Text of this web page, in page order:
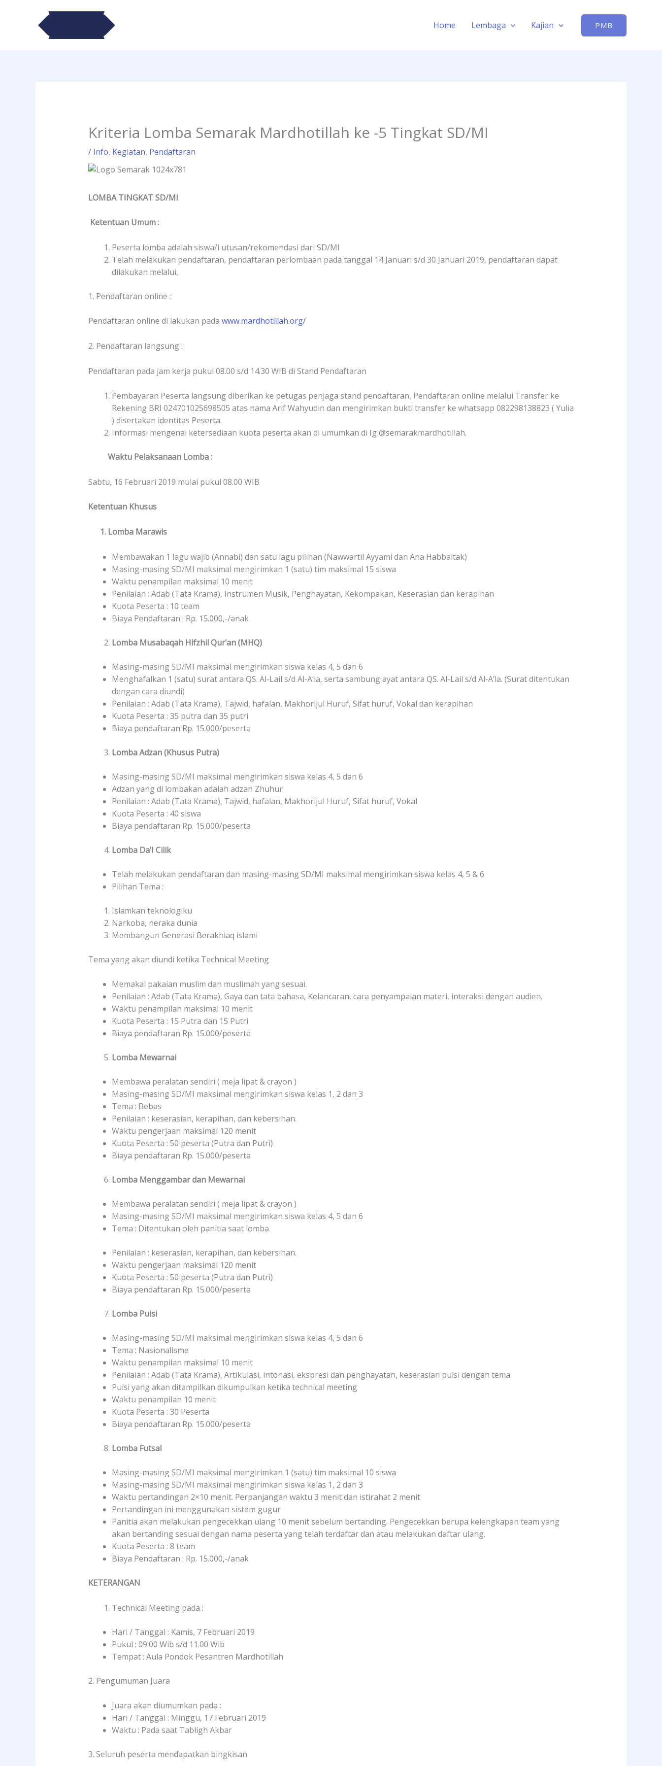
Home Lembaga Kajian PMB
Kriteria Lomba Semarak Mardhotillah ke -5 Tingkat SD/MI
/ Info, Kegiatan, Pendaftaran
LOMBA TINGKAT SD/MI
Ketentuan Umum :
Peserta lomba adalah siswa/i utusan/rekomendasi dari SD/MI
Telah melakukan pendaftaran, pendaftaran perlombaan pada tanggal 14 Januari s/d 30 Januari 2019, pendaftaran dapat
dilakukan melalui,
1. Pendaftaran online :
Pendaftaran online di lakukan pada www.mardhotillah.org/
2. Pendaftaran langsung :
Pendaftaran pada jam kerja pukul 08.00 s/d 14.30 WIB di Stand Pendaftaran
Pembayaran Peserta langsung diberikan ke petugas penjaga stand pendaftaran, Pendaftaran online melalui Transfer ke
Rekening BRI 024701025698505 atas nama Arif Wahyudin dan mengirimkan bukti transfer ke whatsapp 082298138823 ( Yulia
) disertakan identitas Peserta.
Informasi mengenai ketersediaan kuota peserta akan di umumkan di Ig @semarakmardhotillah.
Waktu Pelaksanaan Lomba :
Sabtu, 16 Februari 2019 mulai pukul 08.00 WIB
Ketentuan Khusus
1. Lomba Marawis
Membawakan 1 lagu wajib (Annabi) dan satu lagu pilihan (Nawwartil Ayyami dan Ana Habbaitak)
Masing-masing SD/MI maksimal mengirimkan 1 (satu) tim maksimal 15 siswa
Waktu penampilan maksimal 10 menit
Penilaian : Adab (Tata Krama), Instrumen Musik, Penghayatan, Kekompakan, Keserasian dan kerapihan
Kuota Peserta : 10 team
Biaya Pendaftaran : Rp. 15.000,-/anak
Lomba Musabaqah Hifzhil Qur’an (MHQ)
Masing-masing SD/MI maksimal mengirimkan siswa kelas 4, 5 dan 6
Menghafalkan 1 (satu) surat antara QS. Al-Lail s/d Al-A’la, serta sambung ayat antara QS. Al-Lail s/d Al-A’la. (Surat ditentukan
dengan cara diundi)
Penilaian : Adab (Tata Krama), Tajwid, hafalan, Makhorijul Huruf, Sifat huruf, Vokal dan kerapihan
Kuota Peserta : 35 putra dan 35 putri
Biaya pendaftaran Rp. 15.000/peserta
Lomba Adzan (Khusus Putra)
Masing-masing SD/MI maksimal mengirimkan siswa kelas 4, 5 dan 6
Adzan yang di lombakan adalah adzan Zhuhur
Penilaian : Adab (Tata Krama), Tajwid, hafalan, Makhorijul Huruf, Sifat huruf, Vokal
Kuota Peserta : 40 siswa
Biaya pendaftaran Rp. 15.000/peserta
Lomba Da’I Cilik
Telah melakukan pendaftaran dan masing-masing SD/MI maksimal mengirimkan siswa kelas 4, 5 & 6
Pilihan Tema :
Islamkan teknologiku
Narkoba, neraka dunia
Membangun Generasi Berakhlaq islami
Tema yang akan diundi ketika Technical Meeting
Memakai pakaian muslim dan muslimah yang sesuai.
Penilaian : Adab (Tata Krama), Gaya dan tata bahasa, Kelancaran, cara penyampaian materi, interaksi dengan audien.
Waktu penampilan maksimal 10 menit
Kuota Peserta : 15 Putra dan 15 Putri
Biaya pendaftaran Rp. 15.000/peserta
Lomba Mewarnai
Membawa peralatan sendiri ( meja lipat & crayon )
Masing-masing SD/MI maksimal mengirimkan siswa kelas 1, 2 dan 3
Tema : Bebas
Penilaian : keserasian, kerapihan, dan kebersihan.
Waktu pengerjaan maksimal 120 menit
Kuota Peserta : 50 peserta (Putra dan Putri)
Biaya pendaftaran Rp. 15.000/peserta
Lomba Menggambar dan Mewarnai
Membawa peralatan sendiri ( meja lipat & crayon )
Masing-masing SD/MI maksimal mengirimkan siswa kelas 4, 5 dan 6
Tema : Ditentukan oleh panitia saat lomba
Penilaian : keserasian, kerapihan, dan kebersihan.
Waktu pengerjaan maksimal 120 menit
Kuota Peserta : 50 peserta (Putra dan Putri)
Biaya pendaftaran Rp. 15.000/peserta
Lomba Puisi
Masing-masing SD/MI maksimal mengirimkan siswa kelas 4, 5 dan 6
Tema : Nasionalisme
Waktu penampilan maksimal 10 menit
Penilaian : Adab (Tata Krama), Artikulasi, intonasi, ekspresi dan penghayatan, keserasian puisi dengan tema
Puisi yang akan ditampilkan dikumpulkan ketika technical meeting
Waktu penampilan 10 menit
Kuota Peserta : 30 Peserta
Biaya pendaftaran Rp. 15.000/peserta
Lomba Futsal
Masing-masing SD/MI maksimal mengirimkan 1 (satu) tim maksimal 10 siswa
Masing-masing SD/MI maksimal mengirimkan siswa kelas 1, 2 dan 3
Waktu pertandingan 2×10 menit. Perpanjangan waktu 3 menit dan istirahat 2 menit
Pertandingan ini menggunakan sistem gugur
Panitia akan melakukan pengecekkan ulang 10 menit sebelum bertanding. Pengecekkan berupa kelengkapan team yang
akan bertanding sesuai dengan nama peserta yang telah terdaftar dan atau melakukan daftar ulang.
Kuota Peserta : 8 team
Biaya Pendaftaran : Rp. 15.000,-/anak
KETERANGAN
Technical Meeting pada :
Hari / Tanggal : Kamis, 7 Februari 2019
Pukul : 09.00 Wib s/d 11.00 Wib
Tempat : Aula Pondok Pesantren Mardhotillah
2. Pengumuman Juara
Juara akan diumumkan pada :
Hari / Tanggal : Minggu, 17 Februari 2019
Waktu : Pada saat Tabligh Akbar
3. Seluruh peserta mendapatkan bingkisan